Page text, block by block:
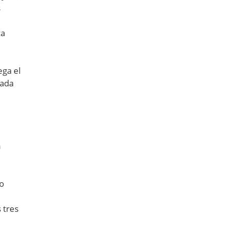
el
tres